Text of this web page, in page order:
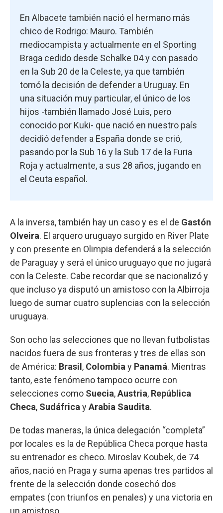
En Albacete también nació el hermano más
chico de Rodrigo: Mauro. También
mediocampista y actualmente en el Sporting
Braga cedido desde Schalke 04 y con pasado
en la Sub 20 de la Celeste, ya que también
tomó la decisión de defender a Uruguay. En
una situación muy particular, el único de los
hijos -también llamado José Luis, pero
conocido por Kuki- que nació en nuestro país
decidió defender a España donde se crió,
pasando por la Sub 16 y la Sub 17 de la Furia
Roja y actualmente, a sus 28 años, jugando en
el Ceuta español.
A la inversa, también hay un caso y es el de Gastón
Olveira. El arquero uruguayo surgido en River Plate
y con presente en Olimpia defenderá a la selección
de Paraguay y será el único uruguayo que no jugará
con la Celeste. Cabe recordar que se nacionalizó y
que incluso ya disputó un amistoso con la Albirroja
luego de sumar cuatro suplencias con la selección
uruguaya.
Son ocho las selecciones que no llevan futbolistas
nacidos fuera de sus fronteras y tres de ellas son
de América: Brasil , Colombia y Panamá. Mientras
tanto, este fenómeno tampoco ocurre con
selecciones como Suecia,Austria, República
Checa, Sudáfrica yArabia Saudita.
De todas maneras, la única delegación “completa”
por locales es la de República Checa porque hasta
su entrenador es checo. Miroslav Koubek, de 74
años, nació en Praga y suma apenas tres partidos al
frente de la selección donde cosechó dos
empates (con triunfos en penales) y una victoria en
un amistoso.